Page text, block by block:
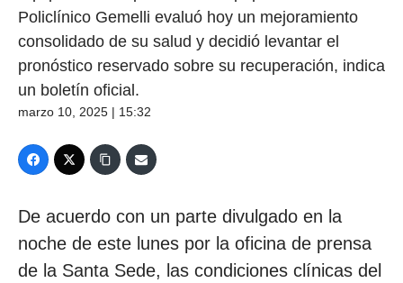
Policlínico Gemelli evaluó hoy un mejoramiento
consolidado de su salud y decidió levantar el
pronóstico reservado sobre su recuperación, indica
un boletín oficial.
marzo 10, 2025 | 15:32
De acuerdo con un parte divulgado en la
noche de este lunes por la oficina de prensa
de la Santa Sede, las condiciones clínicas del